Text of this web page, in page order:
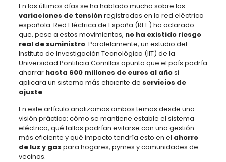
En los últimos días se ha hablado mucho sobre las
variaciones de tensiónregistradas en la red eléctrica
española. Red Eléctrica de España (REE) ha aclarado
que, pese a estos movimientos, no ha existido riesgo
real de suministro. Paralelamente, un estudio del
Instituto de Investigación Tecnológica (IIT) de la
Universidad Pontificia Comillas apunta que el país podría
ahorrar hasta 600 millones de euros al añosi
aplicara un sistema más eficiente de servicios de
ajuste.
En este artículo analizamos ambos temas desde una
visión práctica: cómo se mantiene estable el sistema
eléctrico, qué fallos podrían evitarse con una gestión
más eficiente y qué impacto tendría esto en el ahorro
de luz y gas para hogares, pymes y comunidades de
vecinos.